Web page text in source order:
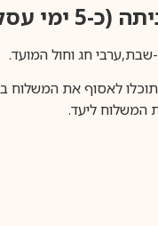
ימי עסקים)
לאסוף את המשלוח
המשלוח ליעד.